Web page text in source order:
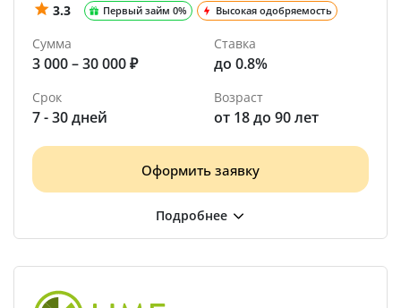
3.3 Первый займ 0% Высокая одобряемость
Сумма
3 000 – 30 000 ₽
Ставка
до 0.8%
Срок
7 - 30 дней
Возраст
от 18 до 90 лет
Оформить заявку